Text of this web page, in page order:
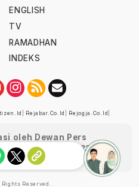
ENGLISH
TV
RAMADHAN
INDEKS
Rejabar.co.id Rejogja.co.id
oleh Dewan Pers
K/XII/2022
perusahaanpers
Reserved.